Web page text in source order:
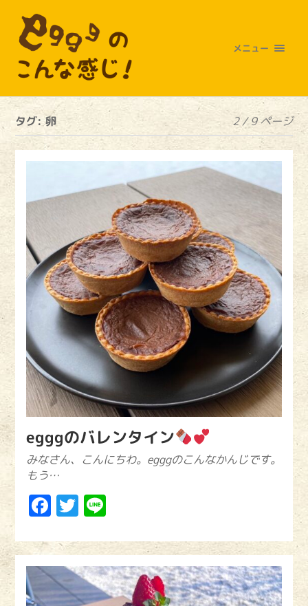
メニュー
タグ:卵 2 / 9 ページ
egggのバレンタイン
みなさん、こんにちわ。egggのこんなかんじです。
もう…
Facebook
Twitter